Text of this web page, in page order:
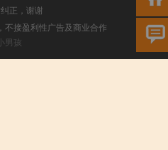
正，谢谢
不接盈利性广告及商业合作
男孩